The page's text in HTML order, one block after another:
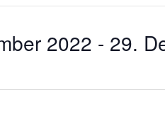
2022 - 29.